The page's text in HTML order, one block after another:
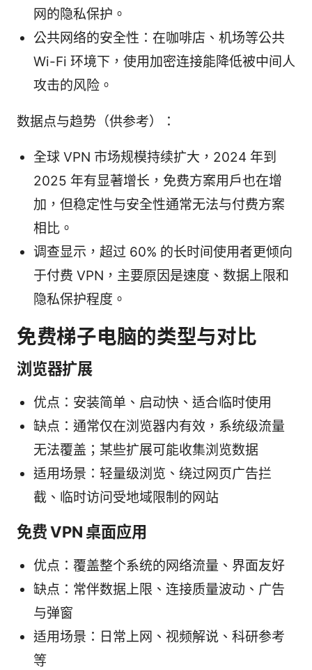
网的隐私保护。
公共网络的安全性：在咖啡店、机场等公共
Wi-Fi 环境下，使用加密连接能降低被中间人
攻击的风险。
数据点与趋势（供参考）：
全球 VPN 市场规模持续扩大，2024 年到
2025 年有显著增长，免费方案用户也在增
加，但稳定性与安全性通常无法与付费方案
相比。
调查显示，超过 60% 的长时间使用者更倾向
于付费 VPN，主要原因是速度、数据上限和
隐私保护程度。
免费梯子电脑的类型与对比
浏览器扩展
优点：安装简单、启动快、适合临时使用
缺点：通常仅在浏览器内有效，系统级流量
无法覆盖；某些扩展可能收集浏览数据
适用场景：轻量级浏览、绕过网页广告拦
截、临时访问受地域限制的网站
免费 VPN 桌面应用
优点：覆盖整个系统的网络流量、界面友好
缺点：常伴数据上限、连接质量波动、广告
与弹窗
适用场景：日常上网、视频解说、科研参考
等